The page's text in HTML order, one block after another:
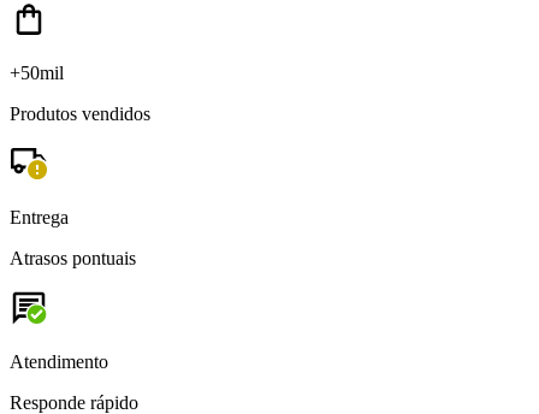
+50mil
Produtos vendidos
Entrega
Atrasos pontuais
Atendimento
Responde rápido